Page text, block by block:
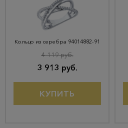
Кольцо из серебра 94014882-91
3 913 руб.
4 119 руб.
КУПИТЬ